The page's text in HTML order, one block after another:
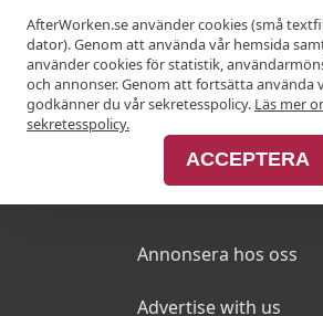
KRÖGARE
Anslut din restaurang
Annonsera hos oss
Advertise with us
AfterWorken.se använder cookies (små
dator). Genom att använda vår hemsida
använder cookies för statistik,
och annonser. Genom att fortsätta använda
godkänner du vår sekretesspolicy. Läs mer
sekretesspolicy.
ACCEPTERA